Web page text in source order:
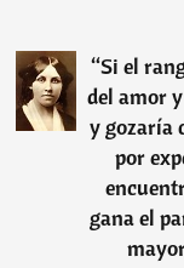
“Si el
del amor
y gozaría
por
gana el